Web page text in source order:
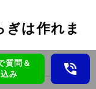
ぎは作れま
質問＆
み